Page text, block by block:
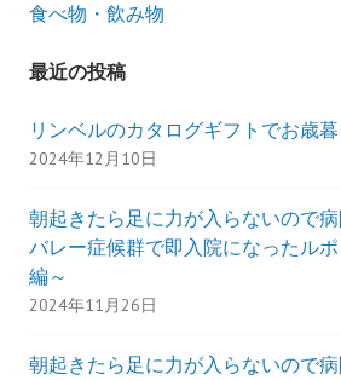
食べ物・飲み物
最近の投稿
リンベルのカタログギフトでお歳暮
2024年12月10日
朝起きたら足に力が入らないので
バレー症候群で即入院になったル
編～
2024年11月26日
朝起きたら足に力が入らないので